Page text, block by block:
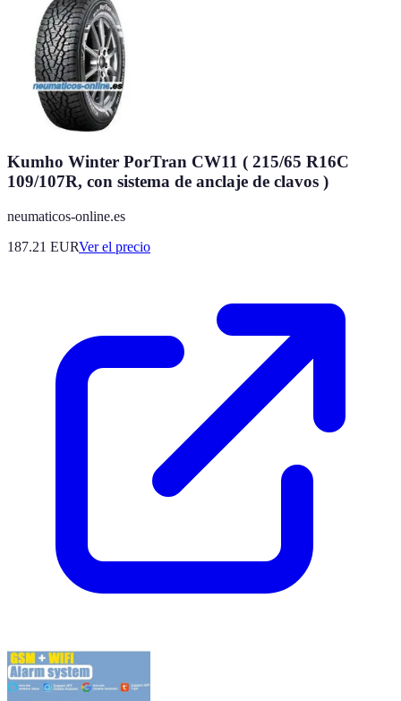
Kumho Winter PorTran CW11 ( 215/65 R16C
109/107R, con sistema de anclaje de clavos )
neumaticos-online.es
187.21 EURVer el precio